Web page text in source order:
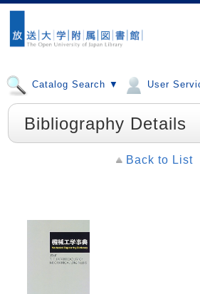
Catalog Search ▼ User
Bibliography Details
Back to List